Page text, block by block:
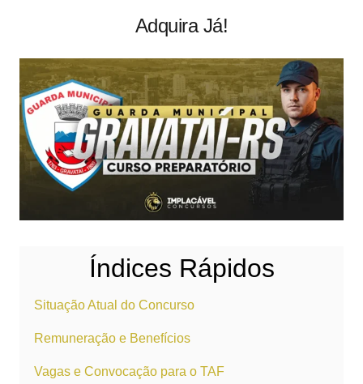
Adquira Já!
Índices Rápidos
Situação Atual do Concurso
Remuneração e Benefícios
Vagas e Convocação para o TAF